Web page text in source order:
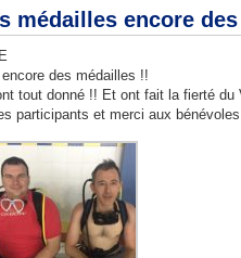
médailles encore
des médailles !!
tout donné !! Et ont fait la fierté du
participants et merci aux